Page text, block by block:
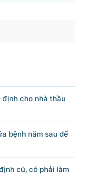
định cho nhà thầu
bệnh năm sau để
cũ, có phải làm